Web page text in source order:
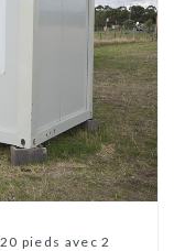
pieds avec 2